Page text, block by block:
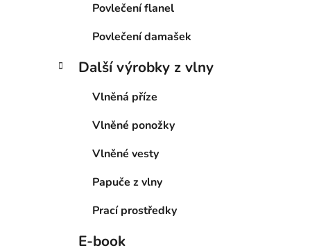
Povlečení flanel
Povlečení damašek
Další výrobky z vlny
Vlněná příze
Vlněné ponožky
Vlněné vesty
Papuče z vlny
Prací prostředky
E-book